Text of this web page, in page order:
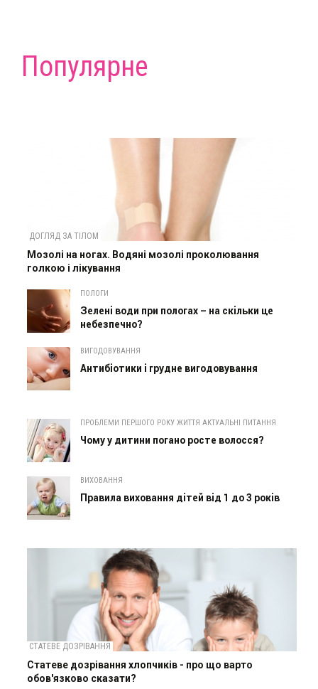
Популярне
ДОГЛЯД ЗА ТІЛОМ
Мозолі на ногах. Водяні мозолі проколювання
голкою і лікування
ПОЛОГИ
Зелені води при пологах – на скільки це
небезпечно?
ВИГОДОВУВАННЯ
Антибіотики і грудне вигодовування
ПРОБЛЕМИ ПЕРШОГО РОКУ ЖИТТЯ АКТУАЛЬНІ ПИТАННЯ
Чому у дитини погано росте волосся?
ВИХОВАННЯ
Правила виховання дітей від 1 до 3 років
СТАТЕВЕ ДОЗРІВАННЯ
Статеве дозрівання хлопчиків - про що варто
обов'язково сказати?